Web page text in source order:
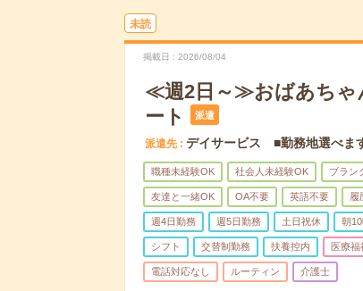
未読
掲載日 2026/08/04
≪週2日～≫おばあちゃ
ート
派遣
派遣先 デイサービス ■勤務地選べま
職種未経験OK 社会人未経験OK ブラン
友達と一緒OK OA不要 英語不要 履
週4日勤務 週5日勤務 土日祝休 朝
シフト 交替制勤務 扶養控内 医療福
電話対応なし ルーティン 介護士